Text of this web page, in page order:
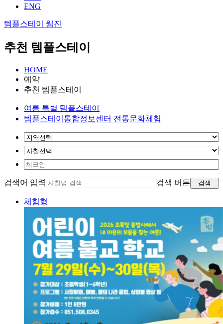
ENG
템플스테이 웹진
추천 템플스테이
HOME
예약
추천 템플스테이
여름 특별 템플스테이
템플스테이통합정보센터 전통문화체험
검색어 입력 검색 버튼 검색
체험형